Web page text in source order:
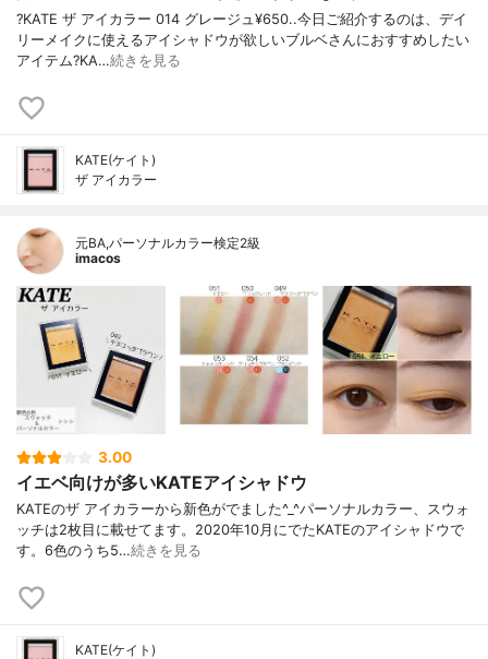
?KATE ザ アイカラー 014 グレージュ¥650..今日ご紹介するのは、デイ
リーメイクに使えるアイシャドウが欲しいブルベさんにおすすめしたい
アイテム?KA…続きを見る
KATE(ケイト)
ザ アイカラー
元BA,パーソナルカラー検定2級
imacos
3.00
イエベ向けが多いKATEアイシャドウ
KATEのザ アイカラーから新色がでました^_^パーソナルカラー、スウォ
ッチは2枚目に載せてます。2020年10月にでたKATEのアイシャドウで
す。6色のうち5…続きを見る
KATE(ケイト)